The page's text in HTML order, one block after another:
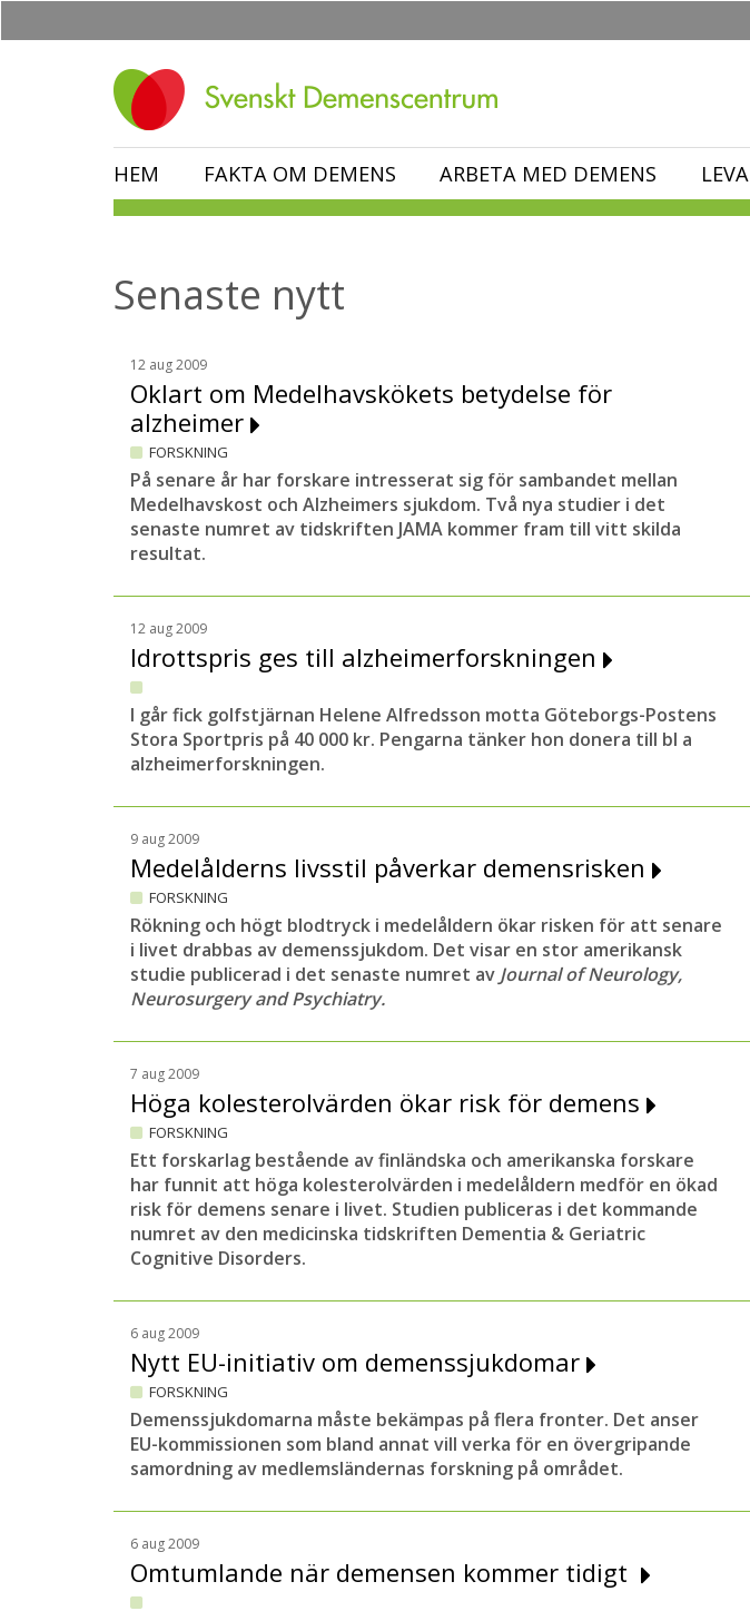
HEM FAKTA OM DEMENS ARBETA MED DEMENS
Senaste nytt
12 aug 2009
Oklart om Medelhavskökets betydelse för
alzheimer
FORSKNING
På senare år har forskare intresserat sig för sambandet mellan
Medelhavskost och Alzheimers sjukdom. Två nya studier i det
senaste numret av tidskriften JAMA kommer fram till vitt skilda
resultat.
12 aug 2009
Idrottspris ges till alzheimerforskningen
I går fick golfstjärnan Helene Alfredsson motta Göteborgs-Postens
Stora Sportpris på 40 000 kr. Pengarna tänker hon donera till bl a
alzheimerforskningen.
9 aug 2009
Medelålderns livsstil påverkar demensrisken
FORSKNING
Rökning och högt blodtryck i medelåldern ökar risken för att senare
i livet drabbas av demenssjukdom. Det visar en stor amerikansk
studie publicerad i det senaste numret av Journal of Neurology,
Neurosurgery and Psychiatry.
7 aug 2009
Höga kolesterolvärden ökar risk för demens
FORSKNING
Ett forskarlag bestående av finländska och amerikanska forskare
har funnit att höga kolesterolvärden i medelåldern medför en ökad
risk för demens senare i livet. Studien publiceras i det kommande
numret av den medicinska tidskriften Dementia & Geriatric
Cognitive Disorders.
6 aug 2009
Nytt EU-initiativ om demenssjukdomar
FORSKNING
Demenssjukdomarna måste bekämpas på flera fronter. Det anser
EU-kommissionen som bland annat vill verka för en övergripande
samordning av medlemsländernas forskning på området.
6 aug 2009
Omtumlande när demensen kommer tidigt